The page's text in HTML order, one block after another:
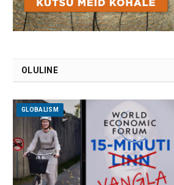
OLULINE
GLOBALISM